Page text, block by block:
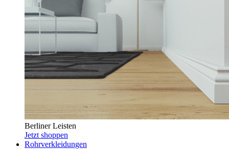
Berliner Leisten
Jetzt shoppen
Rohrverkleidungen